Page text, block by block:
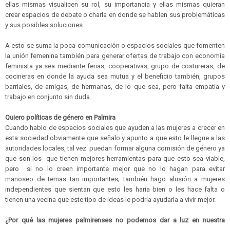
ellas mismas visualicen su rol, su importancia y ellas mismas quieran
crear espacios de debate o charla en donde se hablen sus problemáticas
y sus posibles soluciones.
A esto se suma la poca comunicación o espacios sociales que fomenten
la unión femenina también para generar ofertas de trabajo con economía
feminista ya sea mediante ferias, cooperativas, grupo de costureras, de
cocineras en donde la ayuda sea mutua y el beneficio también, grupos
barriales, de amigas, de hermanas, de lo que sea, pero falta empatía y
trabajo en conjunto sin duda.
Quiero políticas de género en Palmira
Cuando hablo de espacios sociales que ayuden a las mujeres a crecer en
esta sociedad obviamente que señalo y apunto a que esto le llegue a las
autoridades locales, tal vez puedan formar alguna comisión de género ya
que son los que tienen mejores herramientas para que esto sea viable,
pero si no lo creen importante mejor que no lo hagan para evitar
manoseo de temas tan importantes; también hago alusión a mujeres
independientes que sientan que esto les haría bien o les hace falta o
tienen una vecina que este tipo de ideas le podría ayudarla a vivir mejor.
¿Por qué las mujeres palmirenses no podemos dar a luz en nuestra